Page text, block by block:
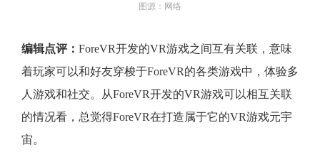
图源：网络
编辑点评： ForeVR开发的VR游戏之间互有关联，意味
着玩家可以和好友穿梭于ForeVR的各类游戏中，体验多
人游戏和社交。从ForeVR开发的VR游戏可以相互关联
的情况看，总觉得ForeVR在打造属于它的VR游戏元宇
宙。